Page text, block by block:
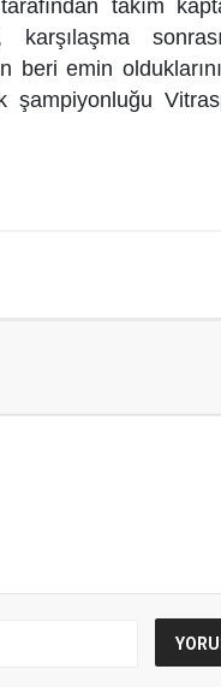
takım
beri emin
şampiyonluğu